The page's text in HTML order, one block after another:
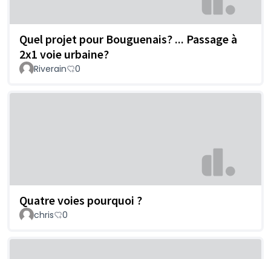
Quel projet pour Bouguenais? ... Passage à
2x1 voie urbaine?
Riverain 0
Quatre voies pourquoi ?
chris 0